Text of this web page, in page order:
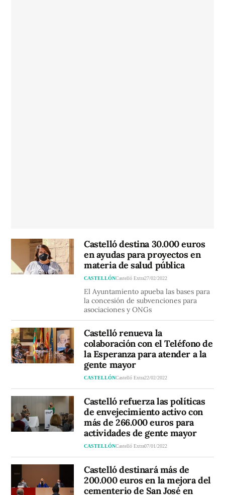
Castelló destina 30.000 euros
en ayudas para proyectos en
materia de salud pública
CASTELLÓNCastelló Extra27/02/2022
El Ayuntamiento apueba las bases para
la concesión de subvenciones para
asociaciones y ONGs
Castelló renueva la
colaboración con el Teléfono de
la Esperanza para atender a la
gente mayor
CASTELLÓNCastelló Extra22/02/2022
Castelló refuerza las políticas
de envejecimiento activo con
más de 266.000 euros para
actividades de gente mayor
CASTELLÓNCastelló Extra07/01/2022
Castelló destinará más de
200.000 euros en la mejora del
cementerio de San José en